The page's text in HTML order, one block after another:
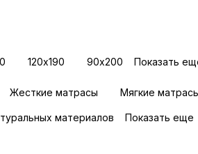
120х190 90х200 Показать
Жесткие матрасы Мягкие
материалов Показать еще